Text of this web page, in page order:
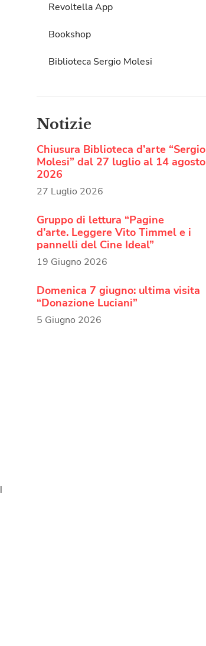
Revoltella App
Bookshop
Biblioteca Sergio Molesi
Notizie
Chiusura Biblioteca d’arte “Sergio
Molesi” dal 27 luglio al 14 agosto
2026
27 Luglio 2026
Gruppo di lettura “Pagine
d’arte. Leggere Vito Timmel e i
pannelli del Cine Ideal”
19 Giugno 2026
Domenica 7 giugno: ultima visita
“Donazione Luciani”
5 Giugno 2026